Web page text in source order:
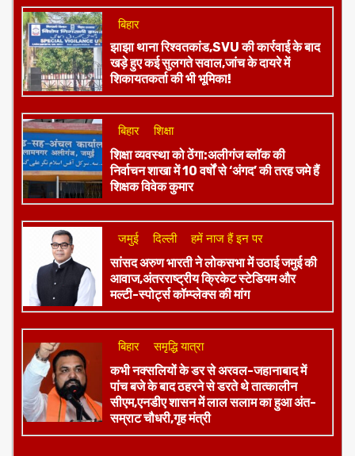
बिहार
झाझा थाना रिश्वतकांड,SVU की कार्रवाई के बाद
खड़े हुए कई सुलगते सवाल,जांच के दायरे में
शिकायतकर्ता की भी भूमिका!
बिहार शिक्षा
शिक्षा व्यवस्था को ठेंगा:अलीगंज ब्लॉक की
निर्वाचन शाखा में 10 वर्षों से ‘अंगद’ की तरह जमे हैं
शिक्षक विवेक कुमार
जमुई दिल्ली हमें नाज हैं इन पर
​सांसद अरुण भारती ने लोकसभा में उठाई जमुई की
आवाज,अंतरराष्ट्रीय क्रिकेट स्टेडियम और
मल्टी-स्पोर्ट्स कॉम्प्लेक्स की मांग
बिहार समृद्धि यात्रा
कभी नक्सलियों के डर से अरवल-जहानाबाद में
पांच बजे के बाद ठहरने से डरते थे तात्कालीन
सीएम,एनडीए शासन में लाल सलाम का हुआ अंत-
सम्राट चौधरी,गृह मंत्री